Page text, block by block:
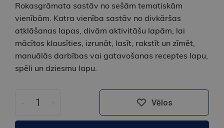
Rokasgrāmata sastāv no sešām tematiskām
vienībām. Katra vienība sastāv no divkāršas
atklāšanas lapas, divām aktivitāšu lapām, lai
mācītos klausīties, izrunāt, lasīt, rakstīt un zīmēt,
manuālās darbības vai gatavošanas receptes lapu,
spēli un dziesmu lapu.
Vēlos